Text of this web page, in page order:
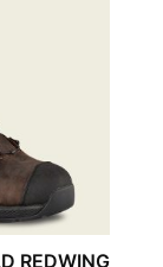
REDWING